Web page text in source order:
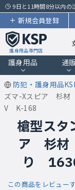
9日と11時間8分以内の
新規会員登録
護身用品専門店
護身用品 通
防犯・護身用品
ズマ-Xスピア 杉
V K-168
槍型ス
ア 杉材
り
この商品をレビュー